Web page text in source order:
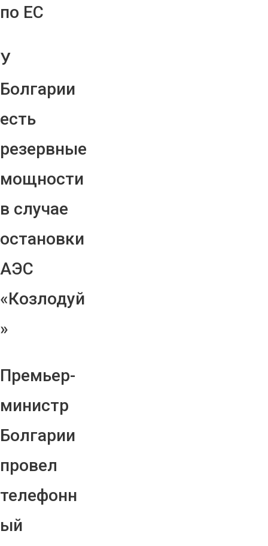
по ЕС
У
Болгарии
есть
резервные
мощности
в случае
остановки
АЭС
«Козлодуй
»
Премьер-
министр
Болгарии
провел
телефонн
ый